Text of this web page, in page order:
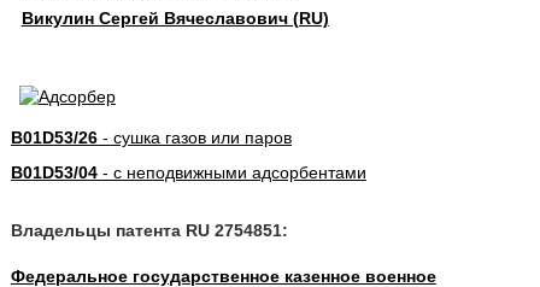
Викулин Сергей Вячеславович (RU)
B01D53/26- сушка газов или паров
B01D53/04- с неподвижными адсорбентами
Владельцы патента RU 2754851:
Федеральное государственное казенное военное